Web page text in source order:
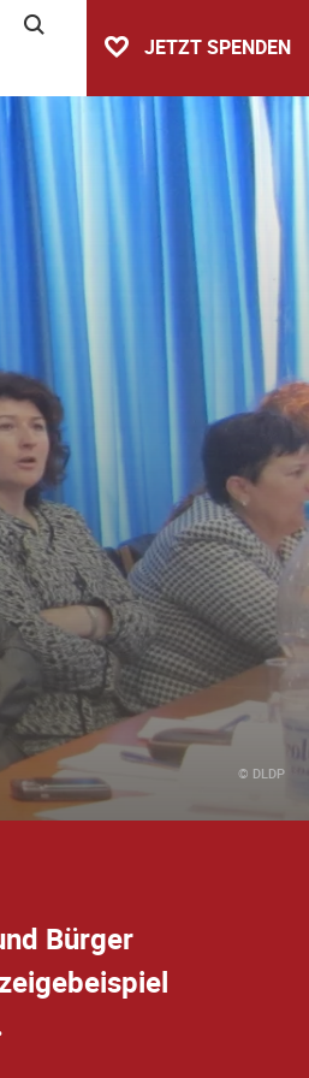
Suche
JETZT SPENDEN
© DLDP
Bürger